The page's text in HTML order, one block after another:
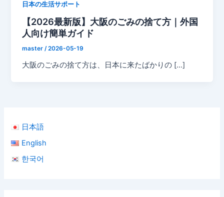
日本語
English
한국어
日本の生活サポート
【2026最新版】大阪のごみの捨て方｜外国
人向け簡単ガイド
master/2026-05-19
大阪のごみの捨て方は、日本に来たばかりの […]